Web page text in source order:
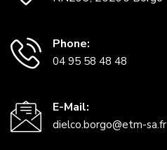
Phone:
04 95 58 48 48
E-Mail:
dielco.borgo@etm-sa.fr